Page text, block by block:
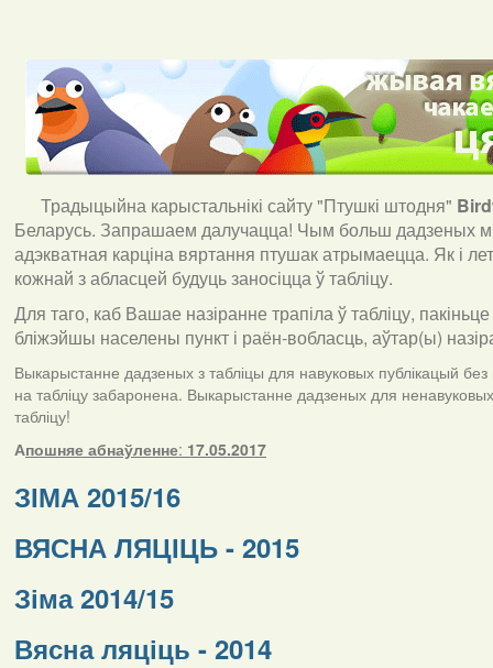
Традыцыйна карыстальнікі сайту "Птушкі штодня"
Беларусь. Запрашаем далучацца! Чым больш дадзеных
адэкватная карціна вяртання птушак атрымаецца. Як і
кожнай з абласцей будуць заносіцца ў табліцу.
Для таго, каб Вашае назіранне трапіла ў табліцу,
бліжэйшы населены пункт і раён-вобласць, аўтар(ы)
Выкарыстанне дадзеных з табліцы для навуковых публікацый без
на табліцу забаронена. Выкарыстанне дадзеных для
табліцу!
Апошняе абнаўленне: 17.05.2017
ЗІМА 2015/16
ВЯСНА ЛЯЦІЦЬ - 2015
Зіма 2014/15
Вясна ляціць - 2014